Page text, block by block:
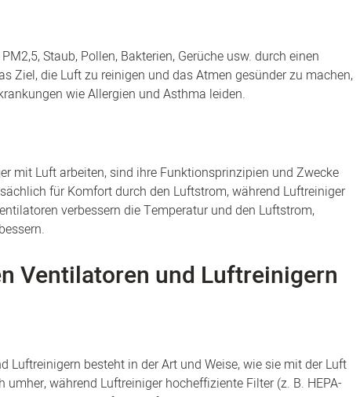
Staub, Pollen, Bakterien, Gerüche usw. durch einen
Ziel, die Luft zu reinigen und das Atmen gesünder zu machen,
wie Allergien und Asthma leiden.
mit Luft arbeiten, sind ihre Funktionsprinzipien und Zwecke
für Komfort durch den Luftstrom, während Luftreiniger
verbessern die Temperatur und den Luftstrom,
Ventilatoren und Luftreinigern
Luftreinigern besteht in der Art und Weise, wie sie mit der Luft
während Luftreiniger hocheffiziente Filter (z. B. HEPA-